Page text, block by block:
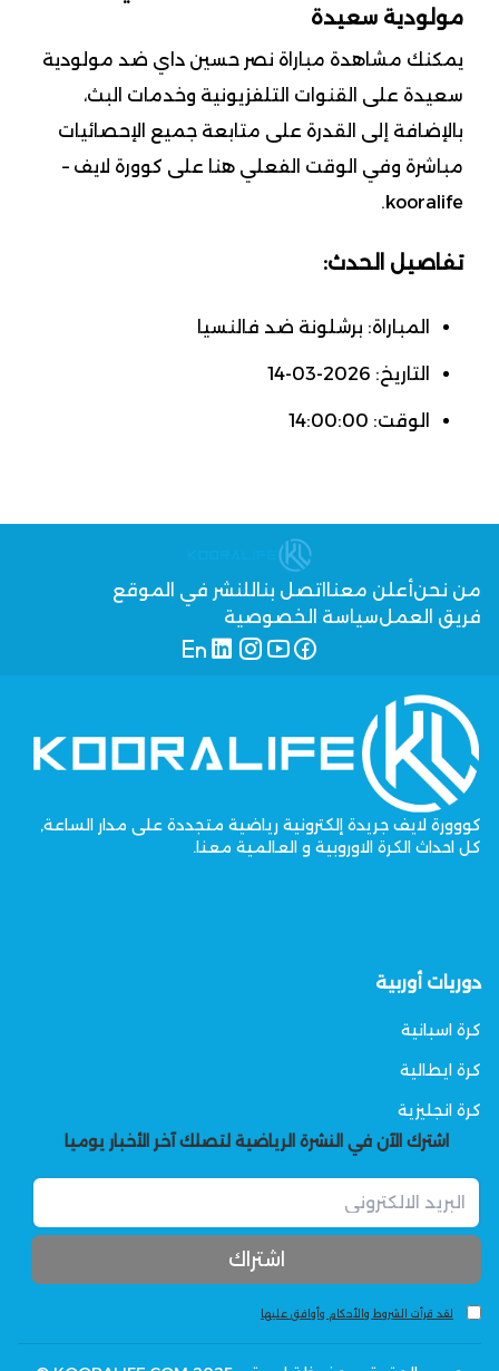
مولودية سعيدة
يمكنك مشاهدة مباراة نصر حسين داي ضد مولودية
سعيدة على القنوات التلفزيونية وخدمات البث،
بالإضافة إلى القدرة على متابعة جميع الإحصائيات
مباشرة وفي الوقت الفعلي هنا على كوورة لايف –
kooralife.
تفاصيل الحدث:
المباراة: برشلونة ضد فالنسيا
التاريخ: 2026-03-14
الوقت: 14:00:00
من نحنأعلن معنا اتصل بنا للنشر في الموقع
فريق العملسياسة الخصوصية
كووورة لايف جريدة إلكترونية رياضية متجددة على مدار الساعة,
كل احداث الكرة الاوروبية و العالمية معنا.
دوريات أوربية
كرة اسبانية
كرة ايطالية
كرة انجليزية
اشترك الآن في النشرة الرياضية لتصلك آخر الأخبار يوميا
لقد قرأت الشروط والأحكام وأوافق عليها